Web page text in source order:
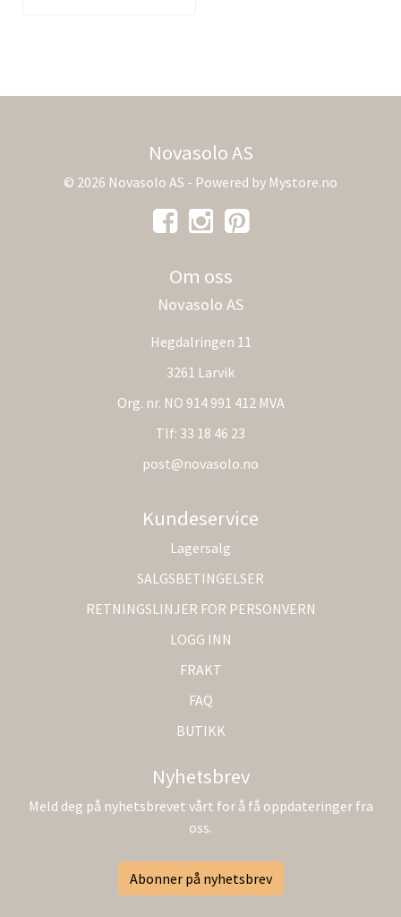
Novasolo AS
© 2026 Novasolo AS - Powered by Mystore.no
Om oss
Novasolo AS
Hegdalringen 11
3261 Larvik
Org. nr. NO 914 991 412 MVA
Tlf: 33 18 46 23
post@novasolo.no
Kundeservice
Lagersalg
SALGSBETINGELSER
RETNINGSLINJER FOR PERSONVERN
LOGG INN
FRAKT
FAQ
BUTIKK
Nyhetsbrev
Meld deg på nyhetsbrevet vårt for å få oppdateringer fra
oss.
Abonner på nyhetsbrev